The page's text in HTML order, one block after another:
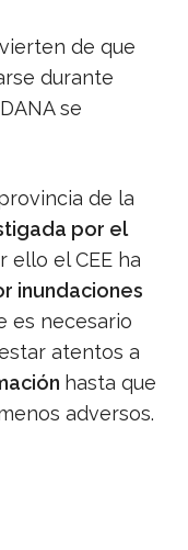
de que
durante
se
de la
por el
ello el CEE ha
inundaciones
es necesario
atentos a
hasta que
adversos.